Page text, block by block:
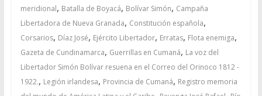
meridional, Batalla de Boyacá, Bolívar Simón, Campaña
Libertadora de Nueva Granada, Constitución española,
Corsarios, Díaz José, Ejército Libertador, Erratas, Flota enemiga,
Gazeta de Cundinamarca, Guerrillas en Cumaná, La voz del
Libertador Simón Bolívar resuena en el Correo del Orinoco 1812 -
1922., Legión irlandesa, Provincia de Cumaná, Registro memoria